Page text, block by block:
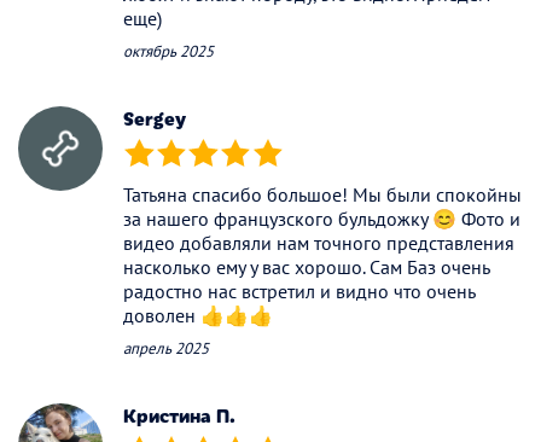
еще)
октябрь 2025
Sergey
(*) (*) (*) (*) (*)
Татьяна спасибо большое! Мы были спокойны
за нашего французского бульдожку 😊 Фото и
видео добавляли нам точного представления
насколько ему у вас хорошо. Сам Баз очень
радостно нас встретил и видно что очень
доволен 👍👍👍
апрель 2025
Кристина П.